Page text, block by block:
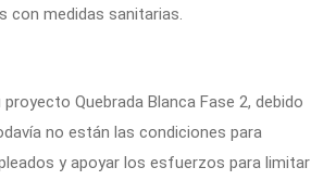
con medidas sanitarias.
Quebrada Blanca Fase 2, debido
no están las condiciones para
y apoyar los esfuerzos para limitar